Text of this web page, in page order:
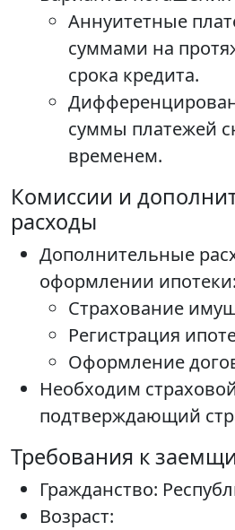
Аннуитетные
суммами на
срока кредита.
суммы платежей
временем.
Комиссии и
расходы
Дополнительные
оформлении ипотеки:
Страхование
Регистрация
Оформление
Необходим
подтверждающий
Требования к
Гражданство:
Возраст: